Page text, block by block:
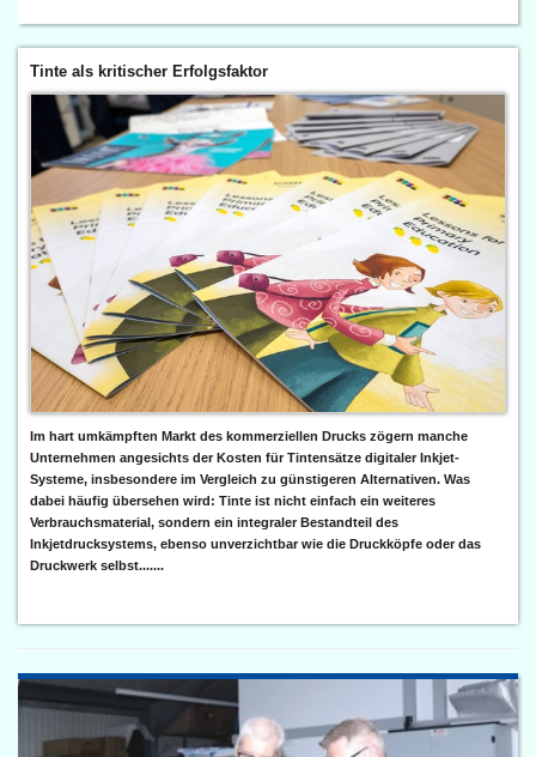
Tinte als kritischer Erfolgsfaktor
Im hart umkämpften Markt des kommerziellen Drucks zögern manche
Unternehmen angesichts der Kosten für Tintensätze digitaler Inkjet-
Systeme, insbesondere im Vergleich zu günstigeren Alternativen. Was
dabei häufig übersehen wird: Tinte ist nicht einfach ein weiteres
Verbrauchsmaterial, sondern ein integraler Bestandteil des
Inkjetdrucksystems, ebenso unverzichtbar wie die Druckköpfe oder das
Druckwerk selbst.......